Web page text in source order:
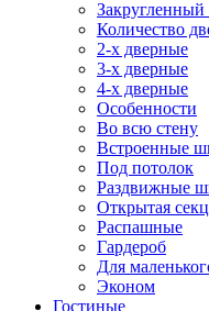
Закругленный
Количество
2-х дверные
3-х дверные
4-х дверные
Особенности
Во всю стену
Встроенные
Под потолок
Раздвижные
Открытая
Распашные
Гардероб
Для
Эконом
Гостиные